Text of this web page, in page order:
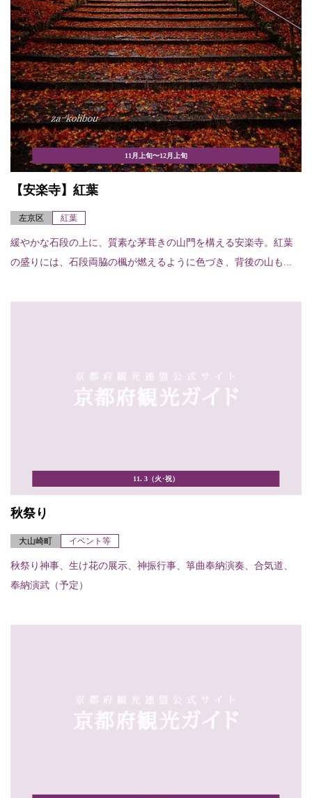
11月上旬〜12月上旬
【安楽寺】紅葉
左京区 紅葉
緩やかな石段の上に、質素な茅葺きの山門を構える安楽寺。紅葉
の盛りには、石段両脇の楓が燃えるように色づき、背後の山も...
11. 3（火･祝）
秋祭り
大山崎町 イベント等
秋祭り神事、生け花の展示、神振行事、箏曲奉納演奏、合気道、
奉納演武（予定）